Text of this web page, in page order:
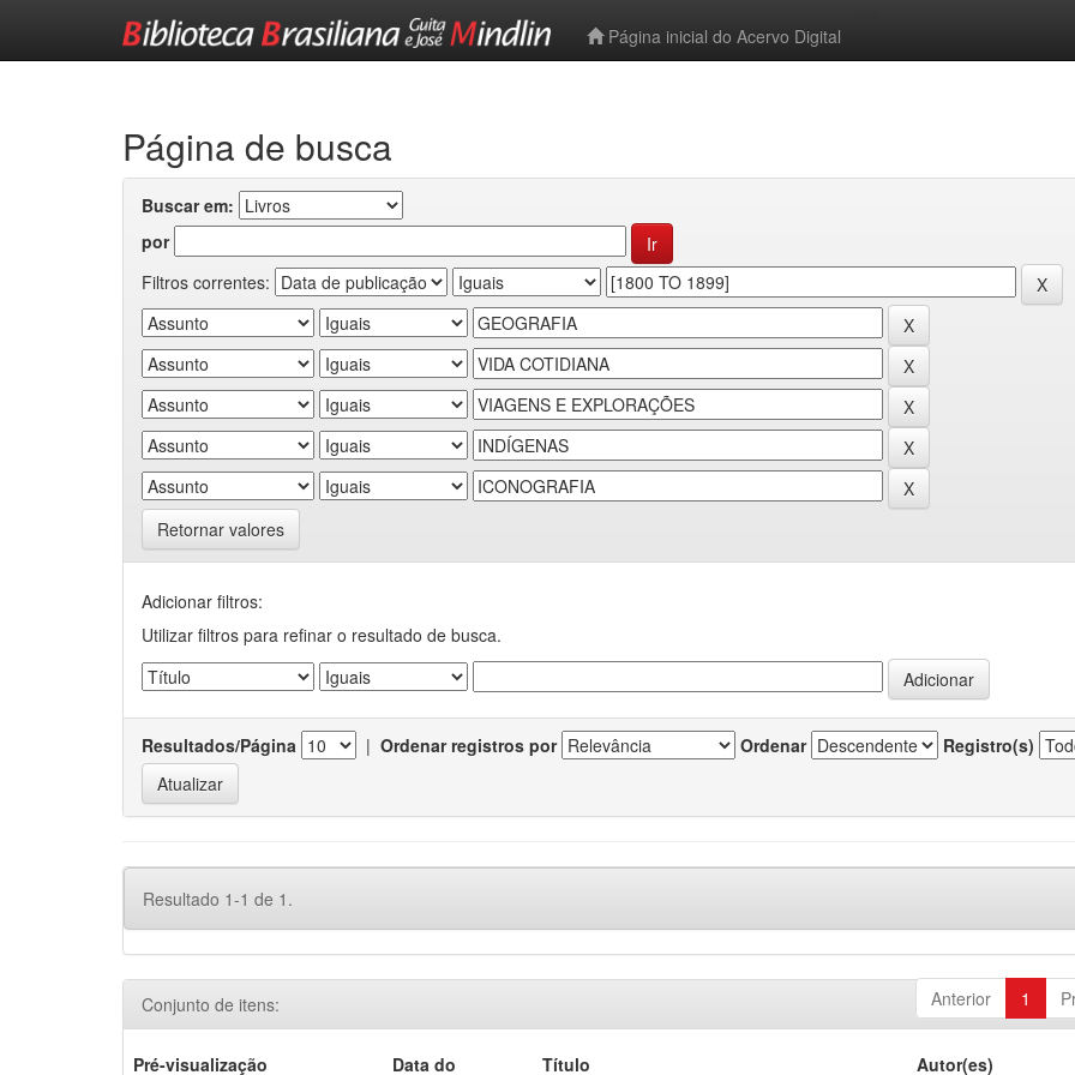
Página inicial do Acervo Digital
Página de busca
Buscar em:
por
Filtros correntes:
Retornar valores
Adicionar filtros:
Utilizar filtros para refinar o resultado de busca.
Resultados/Página | Ordenar registros por Ordenar Registro(s)
Resultado 1-1 de 1.
Anterior 1
Conjunto de itens:
Pré-visualização Data do Título Autor(es)